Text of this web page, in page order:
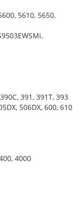
5610, 5650,
391, 391T, 393
506DX, 600, 610
4000